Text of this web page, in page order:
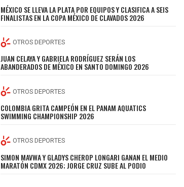
MÉXICO SE LLEVA LA PLATA POR EQUIPOS Y CLASIFICA A SEIS
FINALISTAS EN LA COPA MÉXICO DE CLAVADOS 2026
OTROS DEPORTES
JUAN CELAYA Y GABRIELA RODRÍGUEZ SERÁN LOS
ABANDERADOS DE MÉXICO EN SANTO DOMINGO 2026
OTROS DEPORTES
COLOMBIA GRITA CAMPEÓN EN EL PANAM AQUATICS
SWIMMING CHAMPIONSHIP 2026
OTROS DEPORTES
SIMON MAVWA Y GLADYS CHEROP LONGARI GANAN EL MEDIO
MARATÓN CDMX 2026; JORGE CRUZ SUBE AL PODIO